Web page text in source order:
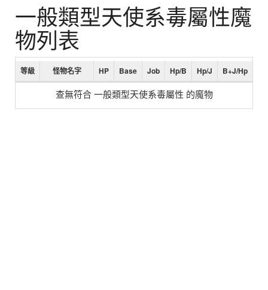
一般類型天使系毒屬性魔
物列表
等級 怪物名字 HP Base Job Hp/B Hp/J B+J/Hp
查無符合 一般類型天使系毒屬性 的魔物